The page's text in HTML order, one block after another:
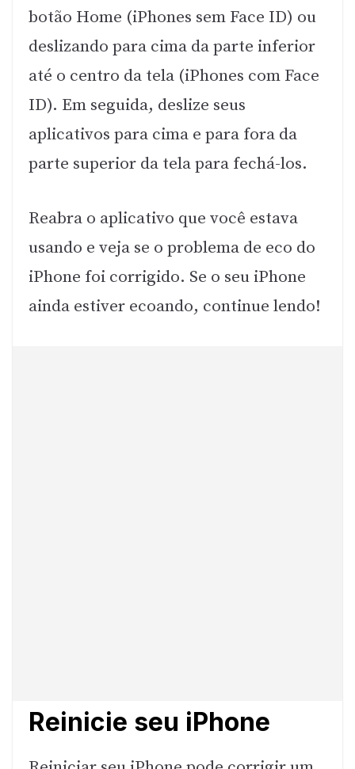
botão Home (iPhones sem Face ID) ou
deslizando para cima da parte inferior
até o centro da tela (iPhones com Face
ID). Em seguida, deslize seus
aplicativos para cima e para fora da
parte superior da tela para fechá-los.
Reabra o aplicativo que você estava
usando e veja se o problema de eco do
iPhone foi corrigido. Se o seu iPhone
ainda estiver ecoando, continue lendo!
Reinicie seu iPhone